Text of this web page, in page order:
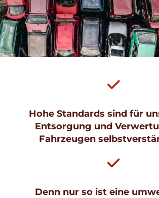

Hohe Standards sind für
Entsorgung und
Fahrzeugen

Denn nur so ist eine